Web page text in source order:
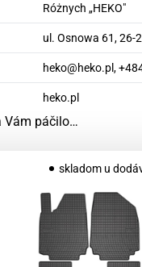
Różnych „HEKO"
ul. Osnowa 61, 26-
heko@heko.pl,
heko.pl
Vám páčilo…
skladom u